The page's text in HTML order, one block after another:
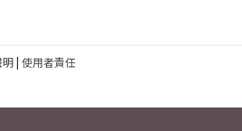
明| 使用者責任